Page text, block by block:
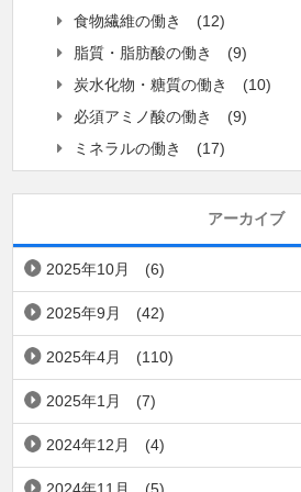
食物繊維の働き
(12)
脂質・脂肪酸の働き
(9)
炭水化物・糖質の働き
(10)
必須アミノ酸の働き
(9)
ミネラルの働き
(17)
アーカイブ
2025年10月 (6)
2025年9月 (42)
2025年4月 (110)
2025年1月 (7)
2024年12月 (4)